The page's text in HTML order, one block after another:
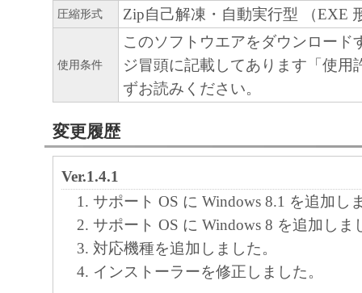
圧縮形式 Zip自己解凍・自動実行型 （EXE
使用条件
このソフトウエアをダウンロード
ジ冒頭に記載してあります「使用
ずお読みください。
変更履歴
Ver.1.4.1
サポート OS に Windows 8.1 を追加し
サポート OS に Windows 8 を追加しま
対応機種を追加しました。
インストーラーを修正しました。